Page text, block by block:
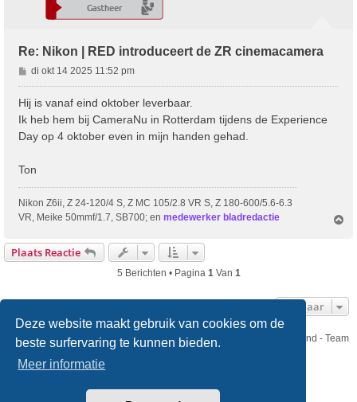
Deze website maakt gebruik van cookies om de
beste surfervaring te kunnen bieden.
Meer informatie
Re: Nikon | RED introduceert de ZR cinemacamera
B
e
r
h
di okt 14 2025 11:52 pm
Hij is vanaf eind oktober leverbaar.
Ik heb hem bij CameraNu in Rotterdam tijdens de Experience
Day op 4 oktober even in mijn handen gehad.
Ton
Nikon Z6ii, Z 24-120/4 S, Z MC 105/2.8 VR S, Z 180-600/5.6-6.3
VR, Meike 50mmf/1.7, SB700; en medewerker bladredactie
Plaats Reactie
5 Berichten • Pagina 1Van 1
Ga Naar
Nikon Club Nederland - Team
Forum Contact
Copyright © Nikon Club Nederland 2023